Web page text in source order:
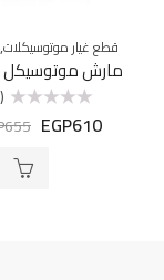
قطع غيار موتوسيكلات,
مارش موتوسيكل
التقييم
(0)
EGP610
655